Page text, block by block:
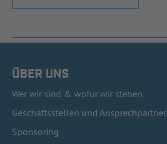
ÜBER UNS
Wer wir sind & wofür wir stehen
Geschäftsstellen und Ansprechpartner
Sponsoring